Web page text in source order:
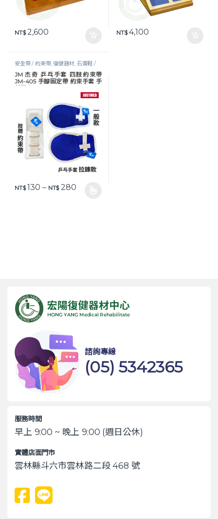
NT$2,600 NT$4,100
安全帶 / 約束帶,復健器材 石膏鞋 /
約束手套, 移位輔具,行動輔具
JM 杰奇 乒乓手套 四肢約束帶
JM-405 手腳固定帶 約束手套 手
NT$130 – NT$280價格範圍：NT$ 130 到 NT$ 280
諮詢專線
(05) 5342365
服務時間
早上 9:00 ~ 晚上 9:00 (週日公休)
實體店面門市
雲林縣斗六市雲林路二段 468 號